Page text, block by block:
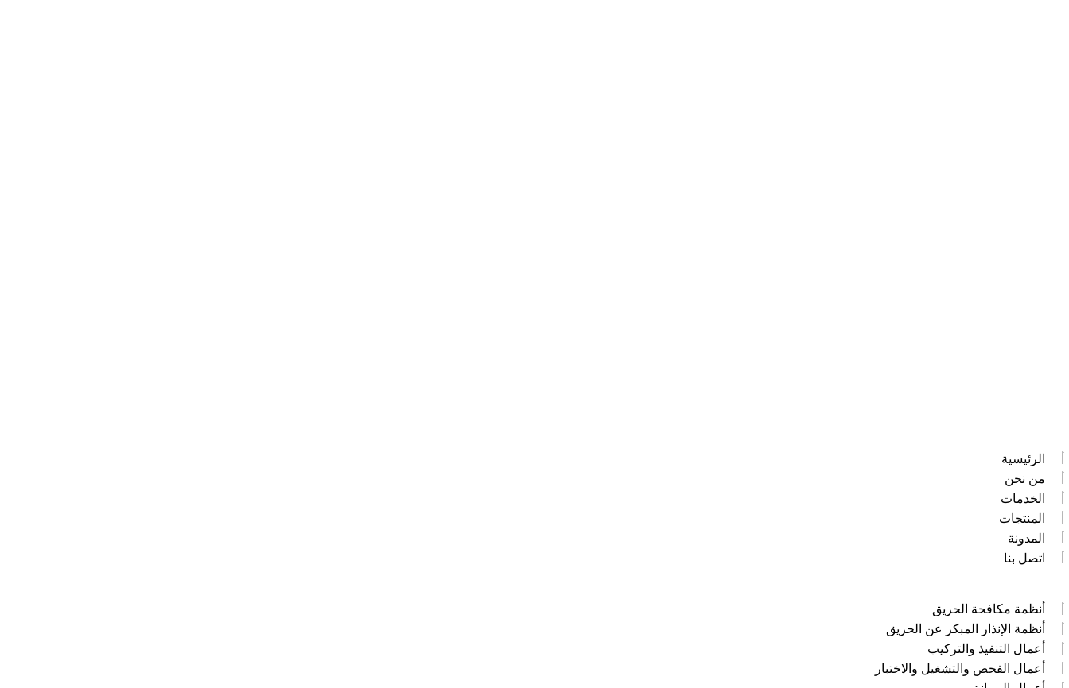
الرئيسية
من نحن
الخدمات
المنتجات
المدونة
اتصل بنا
أنظمة مكافحة الحريق
أنظمة الإنذار المبكر عن الحريق
أعمال التنفيذ والتركيب
أعمال الفحص والتشغيل والاختبار